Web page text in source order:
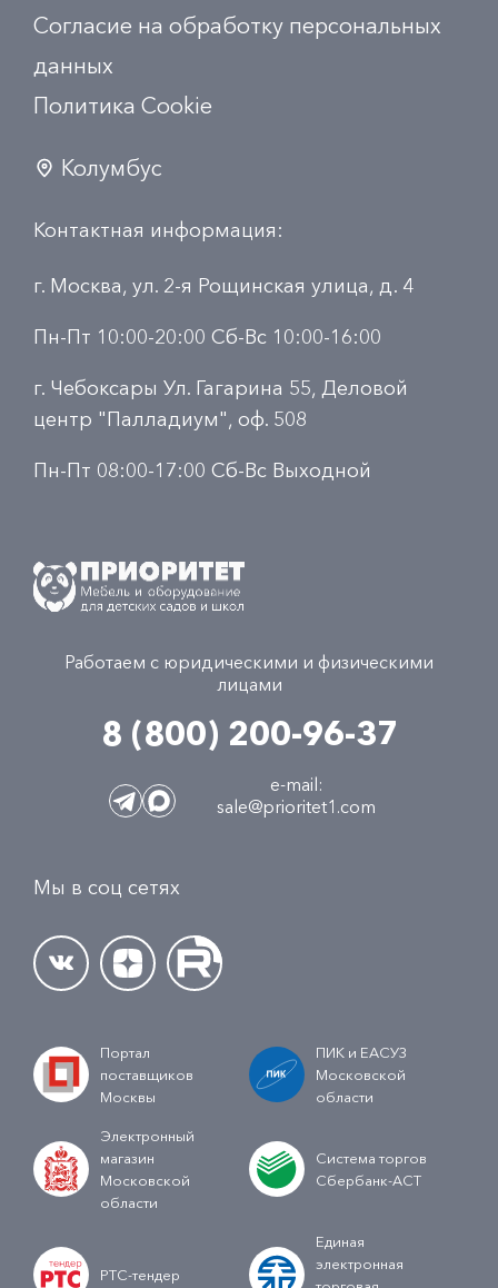
Согласие на обработку персональных
данных
Политика Сookie
Колумбус
Контактная информация:
г. Москва, ул. 2-я Рощинская улица, д. 4
Пн-Пт 10:00-20:00 Сб-Вс 10:00-16:00
г. Чебоксары Ул. Гагарина 55, Деловой
центр "Палладиум", оф. 508
Пн-Пт 08:00-17:00 Сб-Вс Выходной
Работаем с юридическими и физическими
лицами
8 (800) 200-96-37
e-mail:
sale@prioritet1.com
Мы в соц сетях
Портал
поставщиков
Москвы
ПИК и ЕАСУЗ
Московской
области
Электронный
магазин
Московской
области
Система торгов
Сбербанк-АСТ
РТС-тендер
Единая
электронная